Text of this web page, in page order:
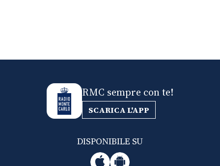
RMC sempre con te!
SCARICA L'APP
DISPONIBILE SU